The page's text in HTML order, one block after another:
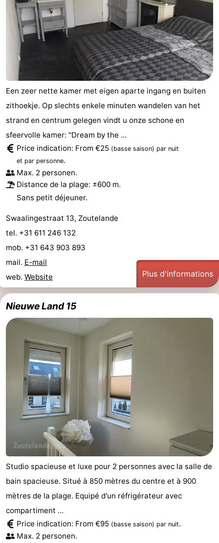
Een zeer nette kamer met eigen aparte ingang en buiten
zithoekje. Op slechts enkele minuten wandelen van het
strand en centrum gelegen vindt u onze schone en
sfeervolle kamer: "Dream by the ...
Price indication: From €25 (basse saison) par nuit
et par personne.
Max. 2 personen.
Distance de la plage: ±600 m.
Sans petit déjeuner.
Swaalingestraat 13, Zoutelande
tel. +31 611 246 132
mob. +31 643 903 893
mail. E-mail
web. Website Plus d'informations
Nieuwe Land 15
Studio spacieuse et luxe pour 2 personnes avec la salle de
bain spacieuse. Situé à 850 mètres du centre et à 900
mètres de la plage. Equipé d'un réfrigérateur avec
compartiment ...
Price indication: From €95 (basse saison) par nuit.
Max. 2 personen.